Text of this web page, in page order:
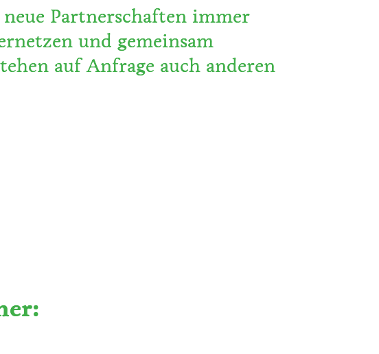
Partnerschaften immer
und gemeinsam
auf Anfrage auch anderen